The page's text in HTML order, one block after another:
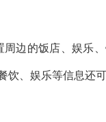
的饭店、娱乐、
饮、娱乐等信息还